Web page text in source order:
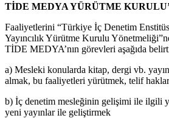
TİDE MEDYA YÜRÜTME
Faaliyetlerini “Türkiye İç Denetim
Yayıncılık Yürütme Kurulu
TİDE MEDYA’nın görevleri aşağıda
a) Mesleki konularda kitap, dergi vb.
almak, bu faaliyetleri yürütmek, telif
b) İç denetim mesleğinin gelişimi ile ilgili
yeni yayınlar ile geliştirmek